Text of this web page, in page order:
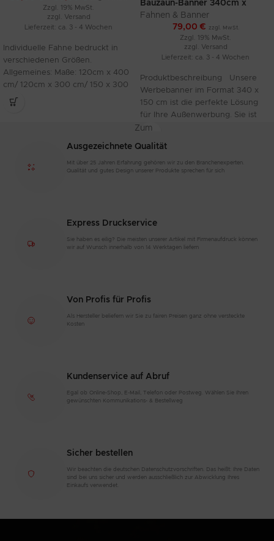
Zzgl. 19% MwSt.
zzgl.
Versand
Lieferzeit: ca. 3 - 4 Wochen
Individuelle Fahne bedruckt in
verschiedenen Größen.
Allgemeines: Maße: 120cm x 400
cm/ 120cm x 300 cm/ 150 x 300
Bauzaun-Banner 340cm x
150cm, einseitig bedruckt
Fahnen & Banner
79,00 € zzgl. MwSt.
Zzgl. 19% MwSt.
zzgl.
Versand
Lieferzeit: ca. 3 - 4 Wochen
Produktbeschreibung Unsere
Werbebanner im Format 340 x
150 cm ist die perfekte Lösung
für Ihre Außenwerbung. Sie ist
einseitig
Zum
Ausgezeichnete Qualität
Mit über 25 Jahren Erfahrung gehören wir zu den Branchenexperten.
Qualität und gutes Design unserer Produkte sprechen für sich
Express Druckservice
Sie haben es eilig? Die meisten unserer Artikel mit Firmenaufdruck können
wir auf Wunsch innerhalb von 14 Werktagen liefern
Von Profis für Profis
Als Hersteller beliefern wir Sie zu fairen Preisen ganz ohne versteckte
Kosten
Kundenservice auf Abruf
Egal ob Online-Shop, E-Mail, Telefon oder Postweg. Wählen Sie Ihren
gewünschten Kommunikations- & Bestellweg
Sicher bestellen
Wir beachten die deutschen Datenschutzvorschriften. Das heißt: Ihre Daten
sind bei uns sicher und werden ausschließlich zur Abwicklung Ihres
Einkaufs verwendet.